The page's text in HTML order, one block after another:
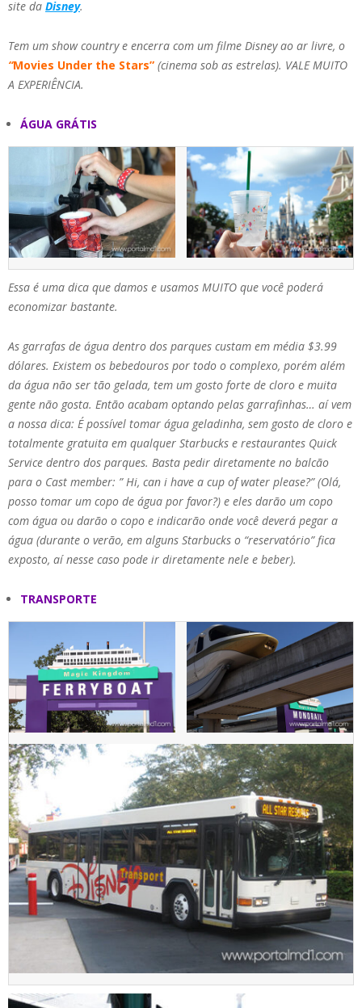
site da Disney.
Tem um show country e encerra com um filme Disney ao ar livre, o
“Movies Under the Stars” (cinema sob as estrelas). VALE MUITO
A EXPERIÊNCIA.
ÁGUA GRÁTIS
Essa é uma dica que damos e usamos MUITO que você poderá
economizar bastante.
As garrafas de água dentro dos parques custam em média $3.99
dólares. Existem os bebedouros por todo o complexo, porém além
da água não ser tão gelada, tem um gosto forte de cloro e muita
gente não gosta. Então acabam optando pelas garrafinhas… aí vem
a nossa dica: É possível tomar água geladinha, sem gosto de cloro e
totalmente gratuita em qualquer Starbucks e restaurantes Quick
Service dentro dos parques. Basta pedir diretamente no balcão
para o Cast member: ” Hi, can i have a cup of water please?” (Olá,
posso tomar um copo de água por favor?) e eles darão um copo
com água ou darão o copo e indicarão onde você deverá pegar a
água (durante o verão, em alguns Starbucks o “reservatório” fica
exposto, aí nesse caso pode ir diretamente nele e beber).
TRANSPORTE